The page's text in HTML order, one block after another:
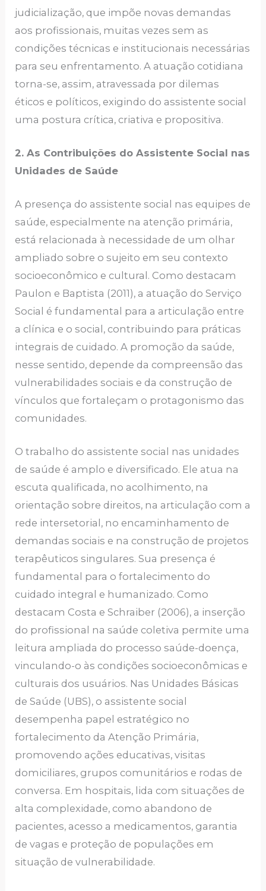
judicialização, que impõe novas demandas
aos profissionais, muitas vezes sem as
condições técnicas e institucionais necessárias
para seu enfrentamento. A atuação cotidiana
torna-se, assim, atravessada por dilemas
éticos e políticos, exigindo do assistente social
uma postura crítica, criativa e propositiva.
2. As Contribuições do Assistente Social nas
Unidades de Saúde
A presença do assistente social nas equipes de
saúde, especialmente na atenção primária,
está relacionada à necessidade de um olhar
ampliado sobre o sujeito em seu contexto
socioeconômico e cultural. Como destacam
Paulon e Baptista (2011), a atuação do Serviço
Social é fundamental para a articulação entre
a clínica e o social, contribuindo para práticas
integrais de cuidado. A promoção da saúde,
nesse sentido, depende da compreensão das
vulnerabilidades sociais e da construção de
vínculos que fortaleçam o protagonismo das
comunidades.
O trabalho do assistente social nas unidades
de saúde é amplo e diversificado. Ele atua na
escuta qualificada, no acolhimento, na
orientação sobre direitos, na articulação com a
rede intersetorial, no encaminhamento de
demandas sociais e na construção de projetos
terapêuticos singulares. Sua presença é
fundamental para o fortalecimento do
cuidado integral e humanizado. Como
destacam Costa e Schraiber (2006), a inserção
do profissional na saúde coletiva permite uma
leitura ampliada do processo saúde-doença,
vinculando-o às condições socioeconômicas e
culturais dos usuários. Nas Unidades Básicas
de Saúde (UBS), o assistente social
desempenha papel estratégico no
fortalecimento da Atenção Primária,
promovendo ações educativas, visitas
domiciliares, grupos comunitários e rodas de
conversa. Em hospitais, lida com situações de
alta complexidade, como abandono de
pacientes, acesso a medicamentos, garantia
de vagas e proteção de populações em
situação de vulnerabilidade.